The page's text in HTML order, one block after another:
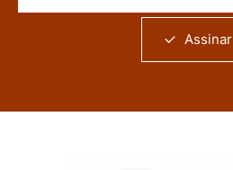
Assinar